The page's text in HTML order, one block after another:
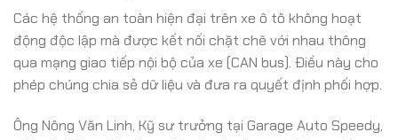
Các hệ thống an toàn hiện đại trên xe ô tô không hoạt
động độc lập mà được kết nối chặt chẽ với nhau thông
qua mạng giao tiếp nội bộ của xe (CAN bus). Điều này cho
phép chúng chia sẻ dữ liệu và đưa ra quyết định phối hợp.
Ông Nông Văn Linh, Kỹ sư trưởng tại Garage Auto Speedy,